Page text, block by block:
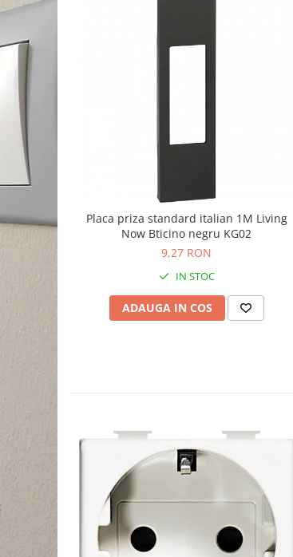
Placa priza standard italian 1M Living
Now Bticino negru KG02
9,27 RON
IN STOC
ADAUGA IN COS